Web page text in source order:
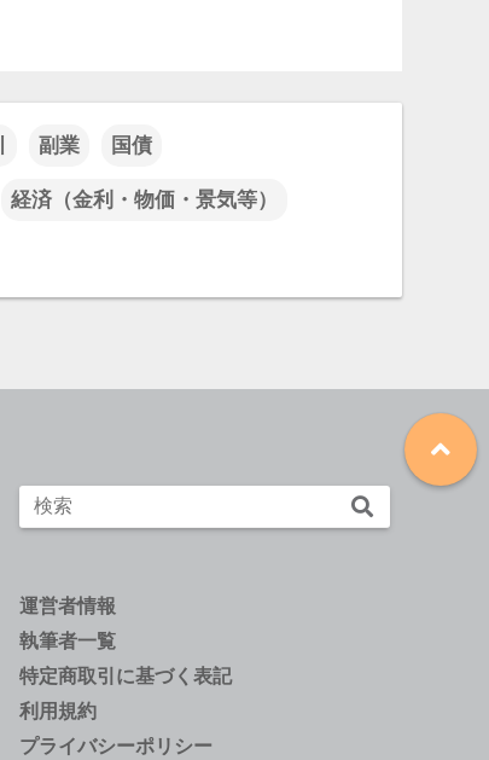
副業 国債
経済（金利・物価・景気等）
運営者情報
執筆者一覧
特定商取引に基づく表記
利用規約
プライバシーポリシー